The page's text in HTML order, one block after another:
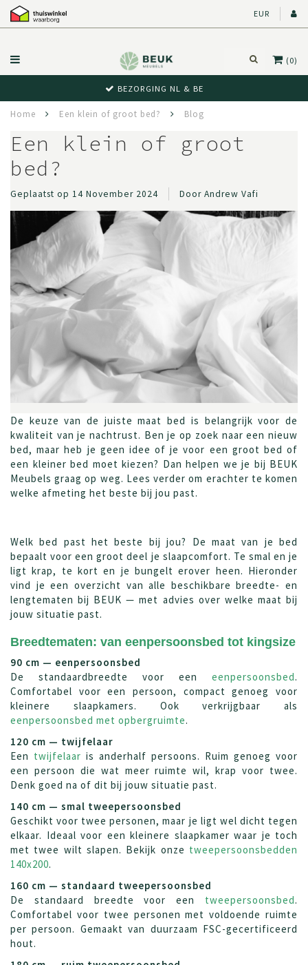
EUR
(0)
BEZORGING NL & BE
Home Een klein of groot bed? Blog
Een klein of groot
bed?
Geplaatst op 14 November 2024 Door Andrew Vafi
De keuze van de juiste maat bed is belangrijk voor de
kwaliteit van je nachtrust. Ben je op zoek naar een nieuw
bed, maar heb je geen idee of je voor een groot bed of
een kleiner bed moet kiezen? Dan helpen we je bij BEUK
Meubels graag op weg. Lees verder om erachter te komen
welke afmeting het beste bij jou past.
Welk bed past het beste bij jou? De maat van je bed
bepaalt voor een groot deel je slaapcomfort. Te smal en je
ligt krap, te kort en je bungelt erover heen. Hieronder
vind je een overzicht van alle beschikbare breedte- en
lengtematen bij BEUK — met advies over welke maat bij
jouw situatie past.
Breedtematen: van eenpersoonsbed tot kingsize
90 cm — eenpersoonsbed
De standaardbreedte voor een eenpersoonsbed.
Comfortabel voor een persoon, compact genoeg voor
kleinere slaapkamers. Ook verkrijgbaar als
eenpersoonsbed met opbergruimte.
120 cm — twijfelaar
Een twijfelaar is anderhalf persoons. Ruim genoeg voor
een persoon die wat meer ruimte wil, krap voor twee.
Denk goed na of dit bij jouw situatie past.
140 cm — smal tweepersoonsbed
Geschikt voor twee personen, maar je ligt wel dicht tegen
elkaar. Ideaal voor een kleinere slaapkamer waar je toch
met twee wilt slapen. Bekijk onze tweepersoonsbedden
140x200.
160 cm — standaard tweepersoonsbed
De standaard breedte voor een tweepersoonsbed.
Comfortabel voor twee personen met voldoende ruimte
per persoon. Gemaakt van duurzaam FSC-gecertificeerd
hout.